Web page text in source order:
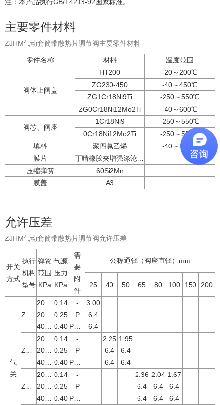
注：本产品执行GB/T4213-92国家标准。
主要零件材料
ZJHM气动套筒带散热片调节阀主要零件材料
零件名称 材料 温度范围
阀体上阀盖
HT200
-20～200℃
ZG230-450
-40～450℃
ZG1Cr18Ni9Ti
-250～550℃
ZG0Cr18Ni12Mo2Ti
-40～600℃
阀芯、阀座
1Cr18Ni9
-250～550℃
0Cr18Ni12Mo2Ti
-250～550℃
填料
聚四氟乙烯
-40～200℃
膜片
压缩弹簧
60Si2Mn
膜盖
A3
允许压差
ZJHM气动套筒带散热片调节阀允许压差
开关
方式
执行
机构
型号
弹簧
范围
KPa
气源
压力
KPa
需
要
附
件
公称通径（阀座直径）mm
25 40 50 65 80 100 150 200
气
关
20～100
40～200
0.14
0.25
0.40
-
P
P或R
3.00
6.4
6.4
20～100
40～200
0.14
0.25
0.40
-
P
P或R
2.25
6.4
6.4
1.95
6.4
6.4
20～100
40～200
0.14
0.25
0.40
-
P
P或R
2.36
6.4
6.4
2.04
6.4
6.4
1.67
6.4
6.4